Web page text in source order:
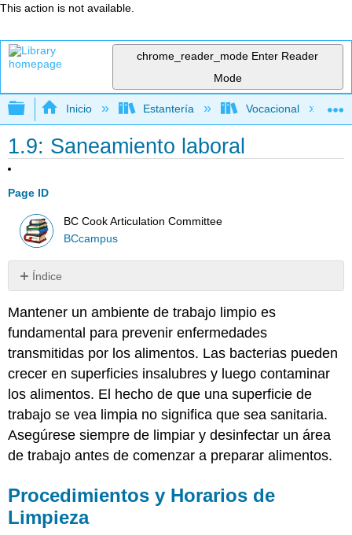
This action is not available.
chrome_reader_mode Enter Reader
Mode
Expandir/contraer jerarquía global
Inicio Estantería Vocacional
1.9: Saneamiento laboral
Page ID
BC Cook Articulation Committee
BCcampus
Índice
y
Horarios
Limpieza
Procedimientos
para
el
lavado
de
platos
rutinario
equipos
Mantener un ambiente de trabajo limpio es
fundamental para prevenir enfermedades
transmitidas por los alimentos. Las bacterias pueden
crecer en superficies insalubres y luego contaminar
los alimentos. El hecho de que una superficie de
trabajo se vea limpia no significa que sea sanitaria.
Asegúrese siempre de limpiar y desinfectar un área
de trabajo antes de comenzar a preparar alimentos.
Procedimientos y Horarios de
Limpieza